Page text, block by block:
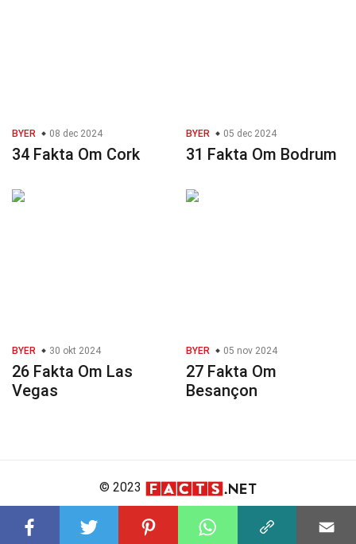
BYER 08 dec 2024
34 Fakta Om Cork
BYER 05 dec 2024
31 Fakta Om Bodrum
BYER 30 okt 2024
26 Fakta Om Las
Vegas
BYER 05 nov 2024
27 Fakta Om
Besançon
© 2023
Editorial Policy